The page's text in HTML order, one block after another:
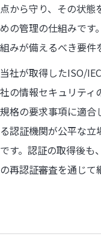
点から守り、その状
めの管理の仕組みです
組みが備えるべき要件
当社が取得したISO/
社の情報セキュリティ
規格の要求事項に適合
る認証機関が公平な
です。認証の取得後も
の再認証審査を通じて